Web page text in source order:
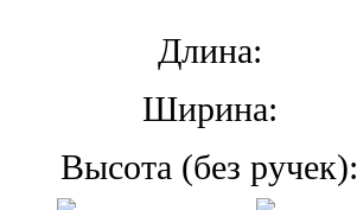
Длина:
Ширина:
Высота (без ручек):